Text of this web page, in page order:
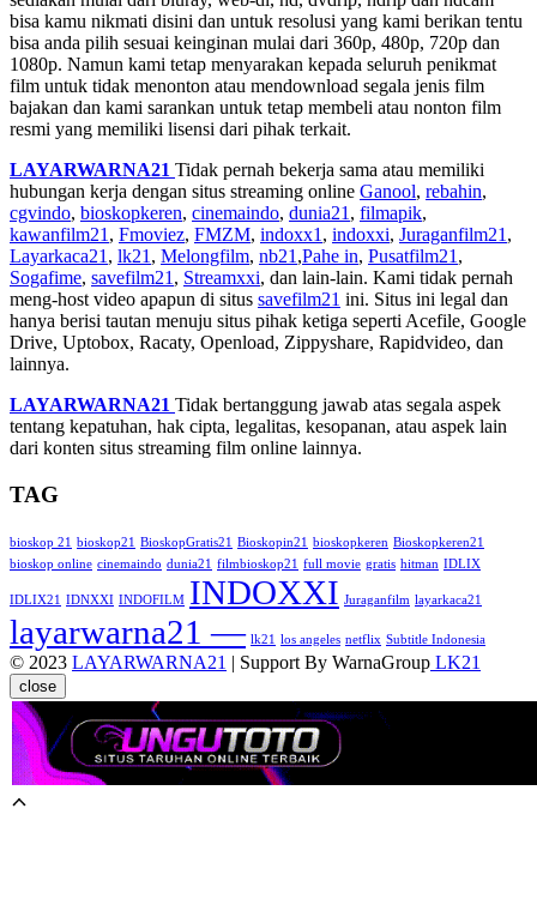
bisa kamu nikmati disini dan untuk resolusi yang kami berikan tentu
bisa anda pilih sesuai keinginan mulai dari 360p, 480p, 720p dan
1080p. Namun kami tetap menyarakan kepada seluruh penikmat
film untuk tidak menonton atau mendownload segala jenis film
bajakan dan kami sarankan untuk tetap membeli atau nonton film
resmi yang memiliki lisensi dari pihak terkait.
LAYARWARNA21 Tidak pernah bekerja sama atau memiliki
hubungan kerja dengan situs streaming online Ganool, rebahin,
cgvindo, bioskopkeren, cinemaindo, dunia21 , filmapik,
kawanfilm21 , Fmoviez, FMZM, indoxx1 , indoxxi, Juraganfilm21 ,
Layarkaca21 , lk21 , Melongfilm, nb21 ,Pahe in, Pusatfilm21 ,
Sogafime, savefilm21 , Streamxxi, dan lain-lain. Kami tidak pernah
meng-host video apapun di situs savefilm21 ini. Situs ini legal dan
hanya berisi tautan menuju situs pihak ketiga seperti Acefile, Google
Drive, Uptobox, Racaty, Openload, Zippyshare, Rapidvideo, dan
lainnya.
LAYARWARNA21 Tidak bertanggung jawab atas segala aspek
tentang kepatuhan, hak cipta, legalitas, kesopanan, atau aspek lain
dari konten situs streaming film online lainnya.
TAG
bioskop 21 bioskop21 BioskopGratis21 Bioskopin21 bioskopkeren Bioskopkeren21
bioskop online cinemaindo dunia21 filmbioskop21 full movie gratis hitman IDLIX
IDLIX21 IDNXXI INDOFILM INDOXXI Juraganfilm layarkaca21
layarwarna21 — lk21 los angeles netflix Subtitle Indonesia
© 2023 LAYARWARNA21 | Support By WarnaGroup LK21
close